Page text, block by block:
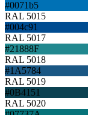
#0071b5
RAL 5015
#004c91
RAL 5017
#21888F
RAL 5018
#1A5784
RAL 5019
#0B4151
RAL 5020